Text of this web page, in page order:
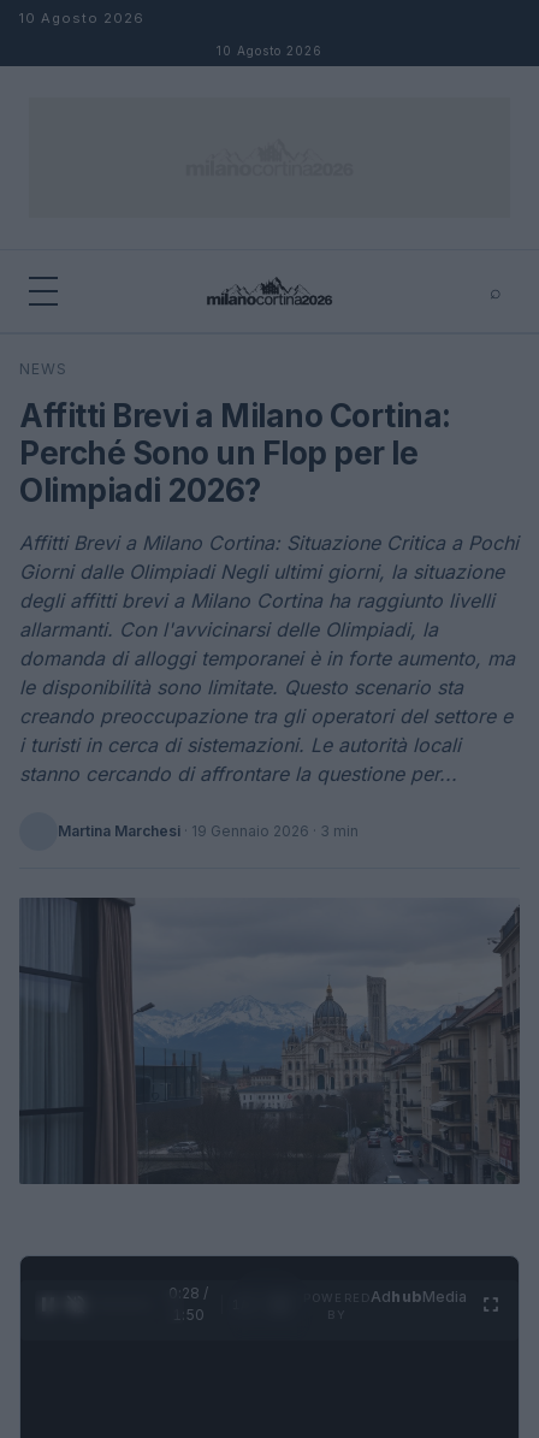
Salta al contenuto
10 Agosto 2026
10 Agosto 2026
⌕
Cerca
NEWS
Affitti Brevi a Milano Cortina:
Perché Sono un Flop per le
Olimpiadi 2026?
Affitti Brevi a Milano Cortina: Situazione Critica a Pochi
Giorni dalle Olimpiadi Negli ultimi giorni, la situazione
degli affitti brevi a Milano Cortina ha raggiunto livelli
allarmanti. Con l'avvicinarsi delle Olimpiadi, la
domanda di alloggi temporanei è in forte aumento, ma
le disponibilità sono limitate. Questo scenario sta
creando preoccupazione tra gli operatori del settore e
i turisti in cerca di sistemazioni. Le autorità locali
stanno cercando di affrontare la questione per...
Martina Marchesi · 19 Gennaio 2026 · 3 min
0:28 /
1:50
AdhubMedia